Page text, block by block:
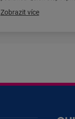
Zobrazit více